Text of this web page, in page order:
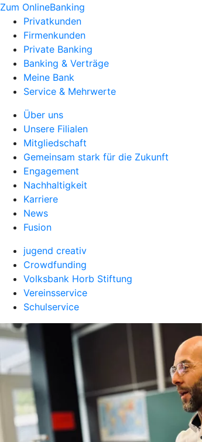
Zum OnlineBanking
Privatkunden
Firmenkunden
Private Banking
Banking & Verträge
Meine Bank
Service & Mehrwerte
Über uns
Unsere Filialen
Mitgliedschaft
Gemeinsam stark für die Zukunft
Engagement
Nachhaltigkeit
Karriere
News
Fusion
jugend creativ
Crowdfunding
Volksbank Horb Stiftung
Vereinsservice
Schulservice